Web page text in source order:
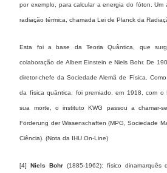
por exemplo, para calcular a energia do fóton. Um
radiação térmica, chamada Lei de Planck da
Esta foi a base da Teoria Quântica, que
colaboração de Albert Einstein e Niels Bohr. De
diretor-chefe da Sociedade Alemã de Física.
da física quântica, foi premiado, em 1918, com o
sua morte, o instituto KWG passou a chamar-
Förderung der Wissenschaften (MPG, Sociedade
Ciência). (Nota da IHU On-Line)
[4]Niels Bohr (1885-1962): físico